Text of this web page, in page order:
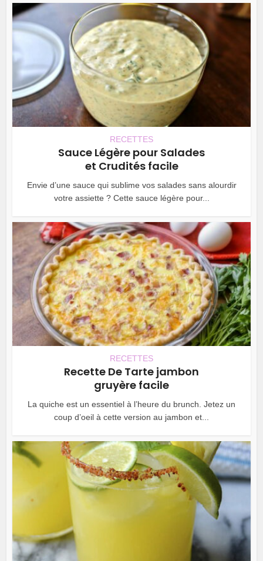
RECETTES
Sauce Légère pour Salades
et Crudités facile
Envie d’une sauce qui sublime vos salades sans alourdir
votre assiette ? Cette sauce légère pour...
RECETTES
Recette De Tarte jambon
gruyère facile
La quiche est un essentiel à l’heure du brunch. Jetez un
coup d’oeil à cette version au jambon et...